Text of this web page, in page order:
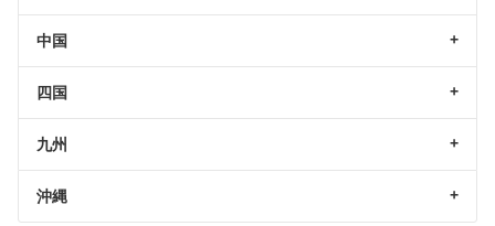
中国
四国
九州
沖縄